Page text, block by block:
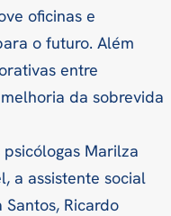
oficinas e
o futuro. Além
entre
da sobrevida
Marilza
a assistente social
Ricardo